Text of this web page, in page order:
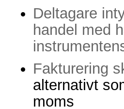
Deltagare
handel med
Fakturering
alternativt
moms